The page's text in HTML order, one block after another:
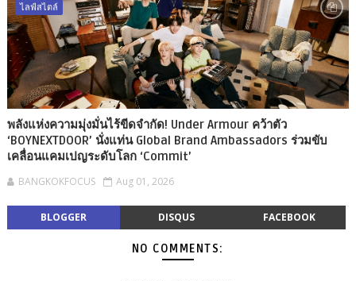
ไลฟ์สไตล์
พลังแห่งความมุ่งมั่นไร้ขีดจำกัด! Under Armour คว้าตัว
‘BOYNEXTDOOR’ นั่งแท่น Global Brand Ambassadors ร่วมขับ
เคลื่อนแคมเปญระดับโลก ‘Commit’
BANGKOKFOCUS Aug 01, 2026
BLOGGER DISQUS FACEBOOK
NO COMMENTS: